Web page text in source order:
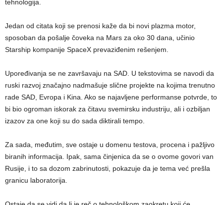
tehnologija.
Jedan od citata koji se prenosi kaže da bi novi plazma motor,
sposoban da pošalje čoveka na Mars za oko 30 dana, učinio
Starship kompanije SpaceX prevaziđenim rešenjem.
Upoređivanja se ne završavaju na SAD. U tekstovima se navodi da
ruski razvoj značajno nadmašuje slične projekte na kojima trenutno
rade SAD, Evropa i Kina. Ako se najavljene performanse potvrde, to
bi bio ogroman iskorak za čitavu svemirsku industriju, ali i ozbiljan
izazov za one koji su do sada diktirali tempo.
Za sada, međutim, sve ostaje u domenu testova, procena i pažljivo
biranih informacija. Ipak, sama činjenica da se o ovome govori van
Rusije, i to sa dozom zabrinutosti, pokazuje da je tema već prešla
granicu laboratorija.